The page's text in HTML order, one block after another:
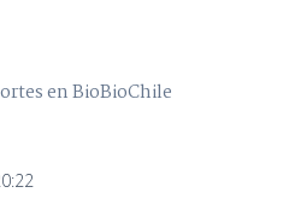
en BioBioChile